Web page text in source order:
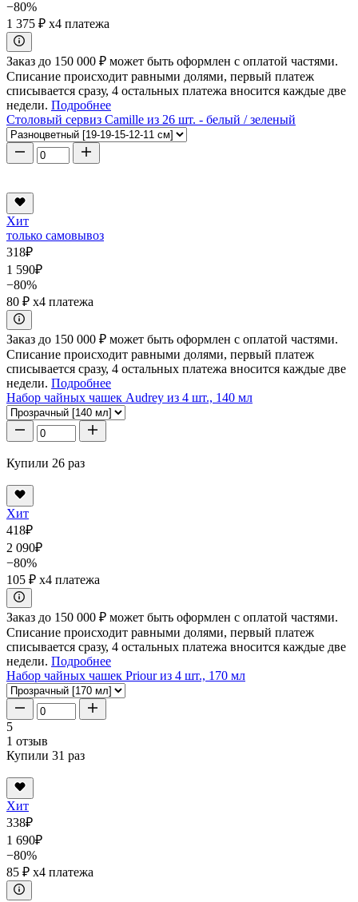
−80%
1 375 ₽ x4 платежа
Заказ до 150 000 ₽ может быть оформлен с оплатой частями.
Списание происходит равными долями, первый платеж
списывается сразу, 4 остальных платежа вносится каждые две
недели. Подробнее
Столовый сервиз Camille из 26 шт. - белый / зеленый
Хит
только самовывоз
318₽
1 590₽
−80%
80 ₽ x4 платежа
Заказ до 150 000 ₽ может быть оформлен с оплатой частями.
Списание происходит равными долями, первый платеж
списывается сразу, 4 остальных платежа вносится каждые две
недели. Подробнее
Набор чайных чашек Audrey из 4 шт., 140 мл
Купили 26 раз
Хит
418₽
2 090₽
−80%
105 ₽ x4 платежа
Заказ до 150 000 ₽ может быть оформлен с оплатой частями.
Списание происходит равными долями, первый платеж
списывается сразу, 4 остальных платежа вносится каждые две
недели. Подробнее
Набор чайных чашек Priour из 4 шт., 170 мл
5
1 отзыв
Купили 31 раз
Хит
338₽
1 690₽
−80%
85 ₽ x4 платежа